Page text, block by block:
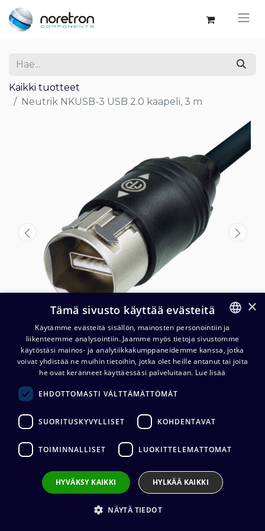
Kaikki tuotteet
Neutrik NKUSB-3 USB 2.0 kaapeli, 3 m
Neutrik NKUSB-3 USB 2.0
kaapeli, 3 m
46,31€ (alv. 0 %)
Lisää ostoskoriin
Lisää toivelistalle
FINNISH
ENGLISH
×
Tämä sivusto käyttää evästeitä
Käytämme evästeitä sisällön, mainosten personointiin ja
liikenteemme analysointiin. Jaamme myös tietoja sivustomme
käytöstäsi mainos- ja analytiikkakumppaneidemme kanssa, jotka
voivat yhdistää ne muihin tietoihin, jotka olet heille antanut tai joita
he ovat keränneet käyttäessäsi palveluitaan. Lue lisää
EHDOTTOMASTI VÄLTTÄMÄTTÖMÄT
SUORITUSKYVYLLISET KOHDENTAVAT
TOIMINNALLISET LUOKITTELEMATTOMAT
HYVÄKSY KAIKKI HYLKÄÄ KAIKKI
NÄYTÄ TIEDOT